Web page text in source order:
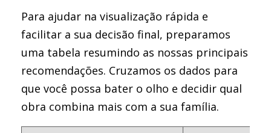
Para ajudar na visualização rápida e
facilitar a sua decisão final, preparamos
uma tabela resumindo as nossas principais
recomendações. Cruzamos os dados para
que você possa bater o olho e decidir qual
obra combina mais com a sua família.